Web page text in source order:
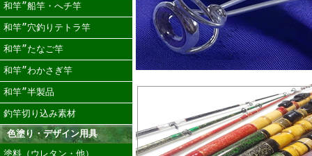
和竿”船竿・へチ竿
和竿”穴釣りテトラ竿
和竿”たなご竿
和竿”わかさぎ竿
和竿”半製品
釣竿切り込み素材
色塗り・デザイン用具
塗料（ウレタン・他）